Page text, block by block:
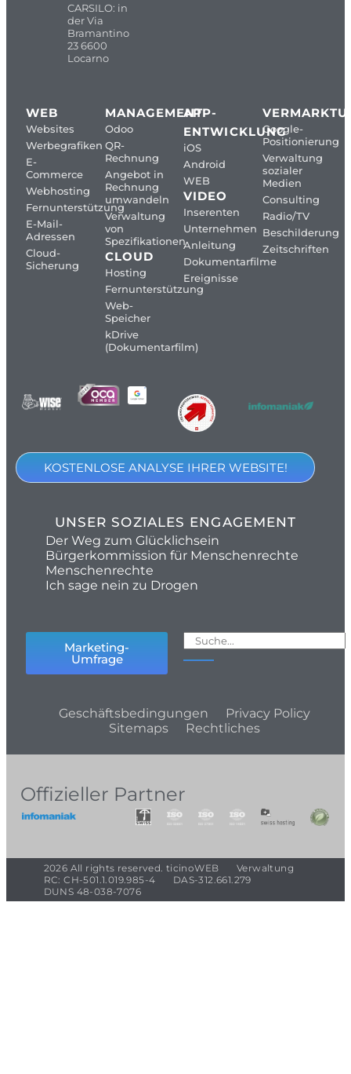
CARSILO: in
der Via
Bramantino
23 6600
Locarno
WEB
Websites
Werbegrafiken
E-
Commerce
Webhosting
Fernunterstützung
E-Mail-
Adressen
Cloud-
Sicherung
MANAGEMENT
Odoo
QR-
Rechnung
Angebot in
Rechnung
umwandeln
Verwaltung
von
Spezifikationen
CLOUD
Hosting
Fernunterstützung
Web-
Speicher
kDrive
(Dokumentarfilm)
APP-
ENTWICKLUNG
iOS
Android
WEB
VIDEO
Inserenten
Unternehmen
Anleitung
Dokumentarfilme
Ereignisse
Google-
Positionierung
Verwaltung
sozialer
Medien
Consulting
Radio/TV
Beschilderung
Zeitschriften
KOSTENLOSE ANALYSE IHRER WEBSITE!
UNSER SOZIALES ENGAGEMENT
Der Weg zum Glücklichsein
Bürgerkommission für Menschenrechte
Menschenrechte
Ich sage nein zu Drogen
Marketing-
Umfrage
Geschäftsbedingungen
Privacy Policy
Sitemaps
Rechtliches
Offizieller Partner
2026 All rights reserved. ticinoWEB
Verwaltung
RC: CH-501.1.019.985-4
DAS-312.661.279
DUNS 48-038-7076